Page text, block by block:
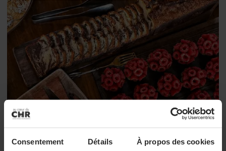
Consentement Détails À propos des cookies